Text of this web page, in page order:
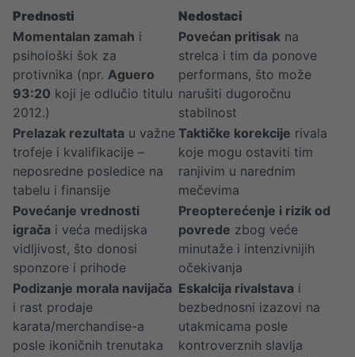
Prednosti
Nedostaci
Momentalan zamah i
psihološki šok za
protivnika (npr. Aguero
93:20 koji je odlučio titulu
2012.)
Povećan pritisak na
strelca i tim da ponove
performans, što može
narušiti dugoročnu
stabilnost
Prelazak rezultata u važne
trofeje i kvalifikacije –
neposredne posledice na
tabelu i finansije
Taktičke korekcije rivala
koje mogu ostaviti tim
ranjivim u narednim
mečevima
Povećanje vrednosti
igrača i veća medijska
vidljivost, što donosi
sponzore i prihode
Preopterećenje i rizik od
povrede zbog veće
minutaže i intenzivnijih
očekivanja
Podizanje morala navijača
i rast prodaje
karata/merchandise-a
posle ikoničnih trenutaka
Eskalcija rivalstava i
bezbednosni izazovi na
utakmicama posle
kontroverznih slavlja